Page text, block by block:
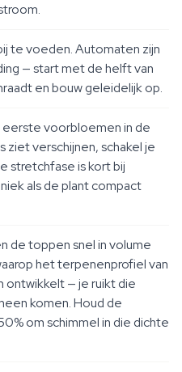
te voeden. Automaten zijn
— start met de helft van
en bouw geleidelijk op.
voorbloemen in de
ziet verschijnen, schakel je
stretchfase is kort bij
als de plant compact
de toppen snel in volume
het terpenenprofiel van
ontwikkelt — je ruikt die
komen. Houd de
om schimmel in die dichte